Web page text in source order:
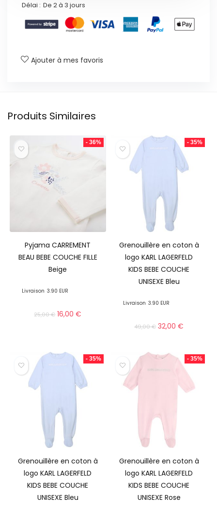
Délai : De 2 à 3 jours
Ajouter à mes favoris
Produits Similaires
- 36%
Pyjama CARREMENT
BEAU BEBE COUCHE FILLE
Beige
Livraison 3.90 EUR
25,00€ 16,00€
- 35%
Grenouillère en coton à
logo KARL LAGERFELD
KIDS BEBE COUCHE
UNISEXE Bleu
Livraison 3.90 EUR
49,00€ 32,00€
- 35%
Grenouillère en coton à
logo KARL LAGERFELD
KIDS BEBE COUCHE
UNISEXE Bleu
- 35%
Grenouillère en coton à
logo KARL LAGERFELD
KIDS BEBE COUCHE
UNISEXE Rose